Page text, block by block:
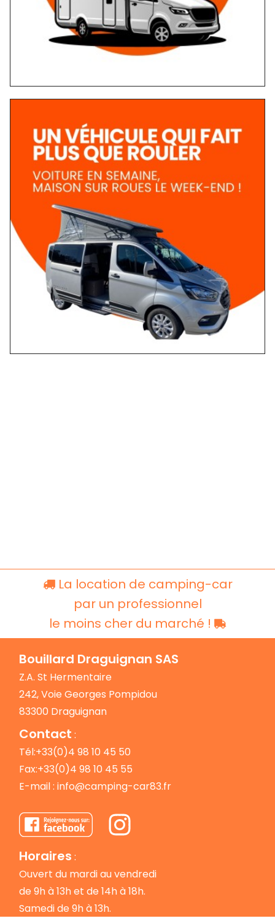
La location de camping-car
par un professionnel
le moins cher du marché !
Bouillard Draguignan SAS
Z.A. St Hermentaire
242, Voie Georges Pompidou
83300 Draguignan
Contact :
Tél:+33(0)4 98 10 45 50
Fax:+33(0)4 98 10 45 55
E-mail : info@camping-car83.fr
Horaires :
Ouvert du mardi au vendredi
de 9h à 13h et de 14h à 18h.
Samedi de 9h à 13h.